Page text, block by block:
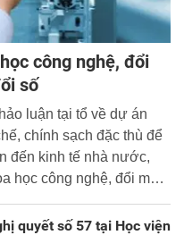
công nghệ, đổi
số
luận tại tổ về dự án
chính sạch đặc thù để
đến kinh tế nhà nước,
học công nghệ, đổi mới
quyết số 57 tại Học viện